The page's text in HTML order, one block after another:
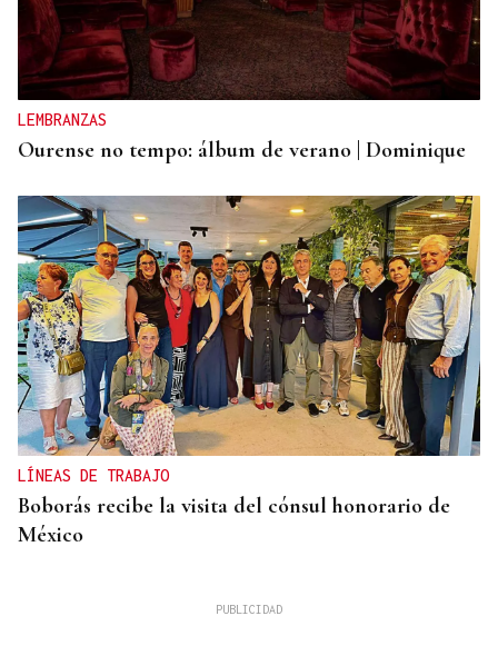
LEMBRANZAS
Ourense no tempo: álbum de verano | Dominique
LÍNEAS DE TRABAJO
Boborás recibe la visita del cónsul honorario de
México